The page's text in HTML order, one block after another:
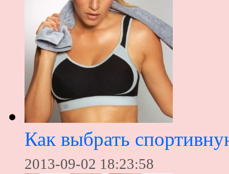
Как выбрать
2013-09-02 18:23:58